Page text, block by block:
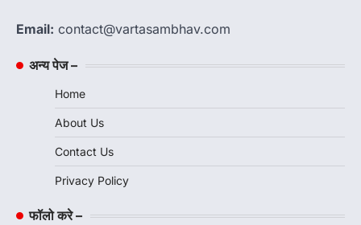
Email: contact@vartasambhav.com
अन्य पेज –
Home
About Us
Contact Us
Privacy Policy
फॉलो करे –